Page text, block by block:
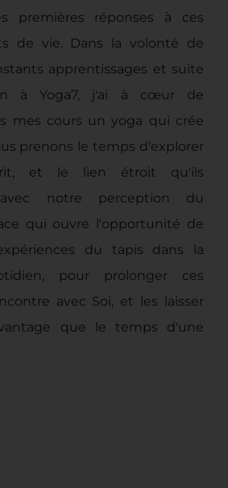
premières réponses à ces
de vie. Dans la volonté de
apprentissages et suite
à Yoga7, j'ai à cœur de
mes cours un yoga qui crée
prenons le temps d'explorer
et le lien étroit qu'ils
notre perception du
qui ouvre l'opportunité de
du tapis dans la
pour prolonger ces
avec Soi, et les laisser
que le temps d'une